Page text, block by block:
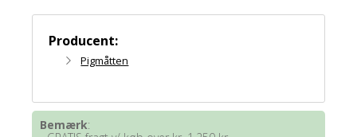
Producent:
Pigmåtten
Bemærk: